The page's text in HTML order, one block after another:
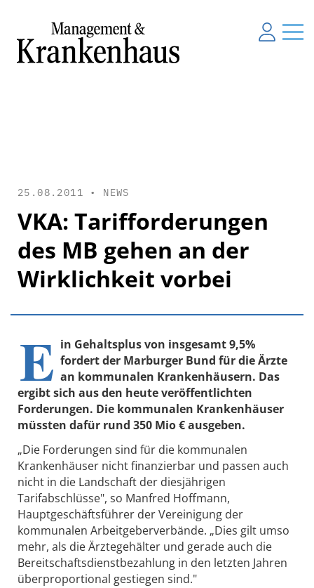
25.08.2011 • NEWS
VKA: Tarifforderungen
des MB gehen an der
Wirklichkeit vorbei
E in Gehaltsplus von insgesamt 9,5%
fordert der Marburger Bund für die Ärzte
an kommunalen Krankenhäusern. Das
ergibt sich aus den heute veröffentlichten
Forderungen. Die kommunalen Krankenhäuser
müssten dafür rund 350 Mio € ausgeben.
„Die Forderungen sind für die kommunalen
Krankenhäuser nicht finanzierbar und passen auch
nicht in die Landschaft der diesjährigen
Tarifabschlüsse", so Manfred Hoffmann,
Hauptgeschäftsführer der Vereinigung der
kommunalen Arbeitgeberverbände. „Dies gilt umso
mehr, als die Ärztegehälter und gerade auch die
Bereitschaftsdienstbezahlung in den letzten Jahren
überproportional gestiegen sind."